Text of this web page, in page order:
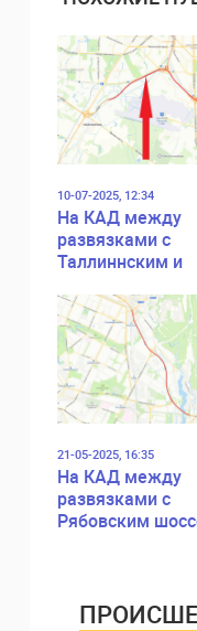
10-07-2025, 12:34
На КАД между
развязками с
Таллиннским и
перекроют две
полосы
21-05-2025, 16:35
На КАД между
развязками с
Рябовским
полосы